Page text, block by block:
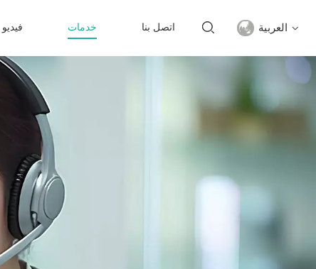
فيديو خدمات اتصل بنا العربية
English
français
español